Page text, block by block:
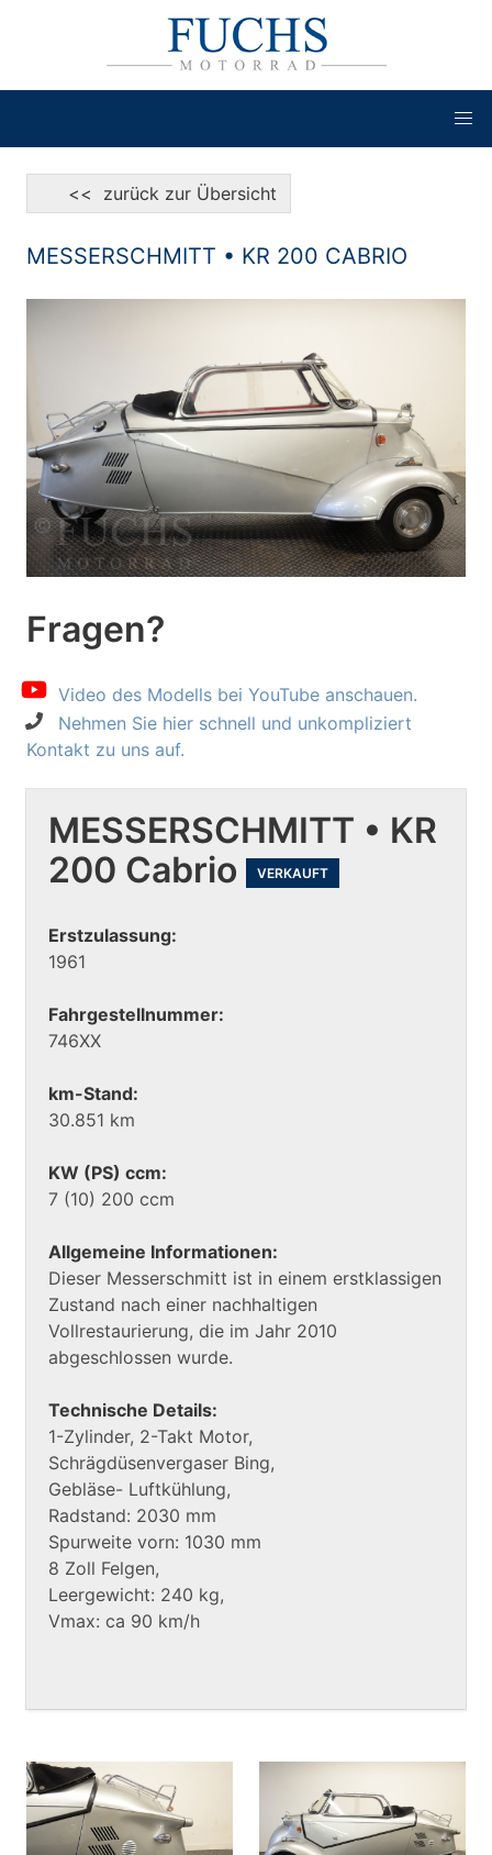
<< zurück zur Übersicht
MESSERSCHMITT • KR 200 CABRIO
Fragen?
Video des Modells bei YouTube anschauen.
Nehmen Sie hier schnell und unkompliziert
Kontakt zu uns auf.
MESSERSCHMITT • KR
200 Cabrio
VERKAUFT
Erstzulassung:
1961
Fahrgestellnummer:
746XX
km-Stand:
30.851 km
KW (PS) ccm:
7 (10) 200 ccm
Allgemeine Informationen:
Dieser Messerschmitt ist in einem erstklassigen
Zustand nach einer nachhaltigen
Vollrestaurierung, die im Jahr 2010
abgeschlossen wurde.
Technische Details:
1-Zylinder, 2-Takt Motor,
Schrägdüsenvergaser Bing,
Gebläse- Luftkühlung,
Radstand: 2030 mm
Spurweite vorn: 1030 mm
8 Zoll Felgen,
Leergewicht: 240 kg,
Vmax: ca 90 km/h